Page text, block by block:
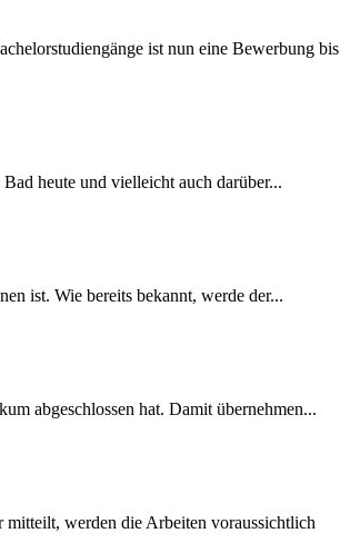
ist nun eine Bewerbung bis
heute und vielleicht auch darüber...
ist. Wie bereits bekannt, werde der...
abgeschlossen hat. Damit übernehmen...
mitteilt, werden die Arbeiten voraussichtlich